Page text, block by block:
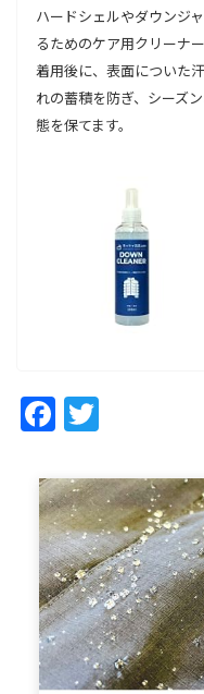
ハードシェルやダウンジ
るためのケア用クリーナー
着用後に、表面についた
れの蓄積を防ぎ、シーズ
態を保てます。
Facebook